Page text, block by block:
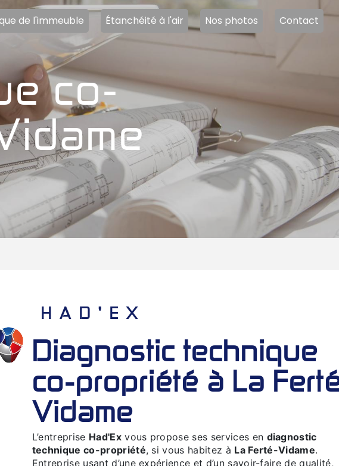
de l'immeuble Étanchéité à l'air Nos photos Contact
HAD'EX
diagnostic technique
co-propriété à La
Vidame
L’entreprise Had'Exvous propose ses services en diagnostic
technique co-propriété, si vous habitez à La Ferté-Vidame.
Entreprise usant d’une expérience et d’un savoir-faire de qualité,